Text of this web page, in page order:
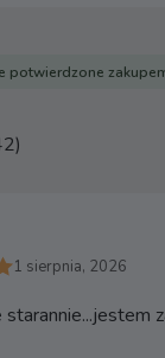
potwierdzone
1 sierpnia, 2026